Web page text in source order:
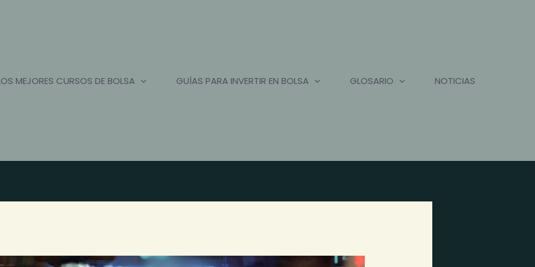
MEJORES CURSOS DE BOLSA GUÍAS PARA INVERTIR EN BOLSA GLOSARIO NOTICIAS